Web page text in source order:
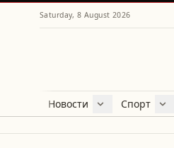
Saturday, 8 August 2026
Новости
Новости ЛиванаСпорт
Футбол